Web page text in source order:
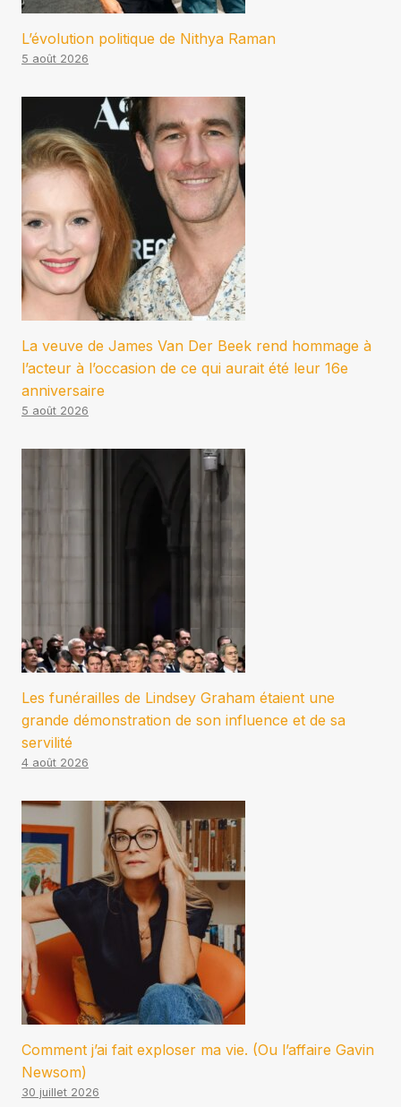
L’évolution politique de Nithya Raman
5 août 2026
La veuve de James Van Der Beek rend hommage à
l’acteur à l’occasion de ce qui aurait été leur 16e
anniversaire
5 août 2026
Les funérailles de Lindsey Graham étaient une
grande démonstration de son influence et de sa
servilité
4 août 2026
Comment j’ai fait exploser ma vie. (Ou l’affaire Gavin
Newsom)
30 juillet 2026